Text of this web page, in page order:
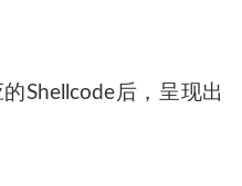
Shellcode后，呈现出